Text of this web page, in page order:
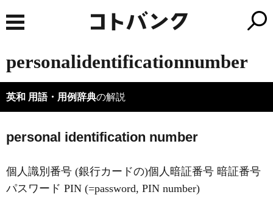
personalidentificationnumber
英和 用語・用例辞典の解説
personal identification number
個人識別番号 (銀行カードの)個人暗証番号 暗証番号
パスワード PIN (=password, PIN number)